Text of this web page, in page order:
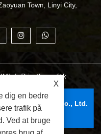
Town, Linyi City,
| Privatlivspolitik
Plastic Products Co., Ltd.
X
dig en bedre
trafik på
Ved at bruge